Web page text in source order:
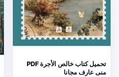
تحميل كتاب خالص الأجرة PDF
منى عارف مجانا